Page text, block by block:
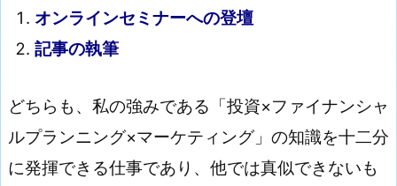
オンラインセミナーへの登壇
記事の執筆
どちらも、私の強みである「投資×ファイナンシャ
ルプランニング×マーケティング」の知識を十二分
に発揮できる仕事であり、他では真似できないも